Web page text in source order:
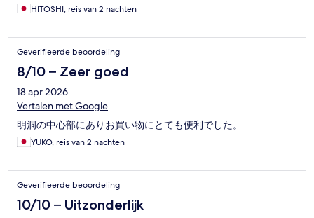
HITOSHI, reis van 2 nachten
Geverifieerde beoordeling
8/10 – Zeer goed
18 apr 2026
Vertalen met Google
明洞の中心部にありお買い物にとても便利でした。
YUKO, reis van 2 nachten
Geverifieerde beoordeling
10/10 – Uitzonderlijk